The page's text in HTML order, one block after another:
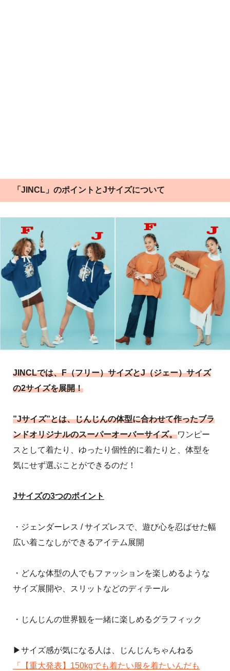
「JINCL」のポイントとJサイズについて
JINCLでは、F（フリー）サイズとJ（ジェー）サイズ
の2サイズを展開！
”Jサイズ”とは、じんじんの体型に合わせて作ったブラ
ンドオリジナルのスーパーオーバーサイズ。ワンピー
スとして着たり、ゆったり個性的に着たりと、体型を
気にせず選ぶことができるのだ！
Jサイズの3つのポイント
・ジェンダーレス / サイズレスで、遊び心を忍ばせた幅
広い着こなしができるアイテム展開
・どんな体型の人でもファッションを楽しめるような
サイズ展開や、スリットなどのディテール
・じんじんの世界観を一緒に楽しめるグラフィック
▶サイズ感が気になる人は、じんじんちゃんねる
「【重大発表】150kgでも着たい服を着たいんだも